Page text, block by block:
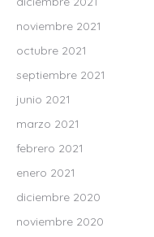
noviembre 2021
octubre 2021
septiembre 2021
junio 2021
marzo 2021
febrero 2021
enero 2021
diciembre 2020
noviembre 2020